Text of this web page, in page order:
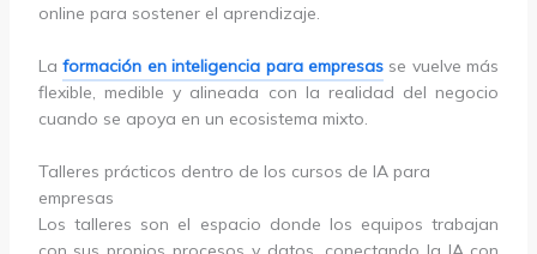
online para sostener el aprendizaje.
Laformación en inteligencia para empresas se vuelve más
flexible, medible y alineada con la realidad del negocio
cuando se apoya en un ecosistema mixto.
Talleres prácticos dentro de los cursos de IA para
empresas
Los talleres son el espacio donde los equipos trabajan